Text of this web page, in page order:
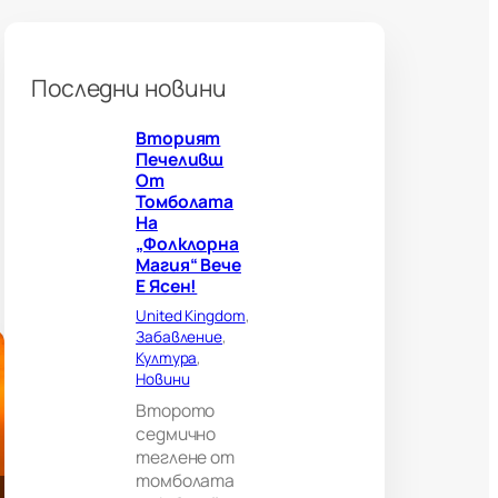
и
?
е
и
т
Последни новини
Вторият
Печеливш
От
Томболата
На
„Фолклорна
Магия“ Вече
Е Ясен!
United Kingdom
Забавление
Култура
Новини
Второто
седмично
теглене от
томболата